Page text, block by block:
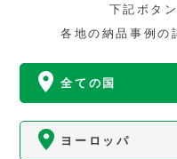
下記ボタ
各地の納品事例の
全ての国
ヨーロッパ